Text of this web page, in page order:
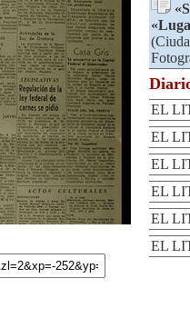
«
«
EL
EL
EL
EL
EL
EL